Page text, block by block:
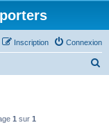
Connexion
Inscription
1 sur 1